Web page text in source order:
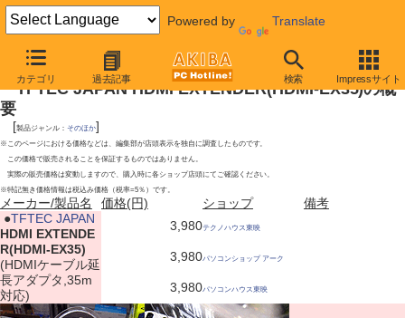
Powered by Translate
カテゴリ 過去記事 検索 Impressサイト
2009年9月19日号
TFTEC JAPAN HDMI EXTENDER(HDMI-EX35)の概
要
[製品ジャンル： そのほか]
※このページにおける価格などは、編集部が店頭表示を独自に調査したものです。
この価格で販売されることを保証するものではありません。
実際の販売価格は変動しますので、購入時に各ショップ店頭にてご確認ください。
※特記無き価格情報は税込み価格（税率=5％）です。
メーカー/製品名 価格(円) ショップ
備考
●TFTEC JAPAN
HDMI EXTENDE
R(HDMI-EX35)
(HDMIケーブル延
長アダプタ,35m
対応)
3,980テクノハウス東映
3,980パソコンショップ アーク
3,980パソコンハウス東映